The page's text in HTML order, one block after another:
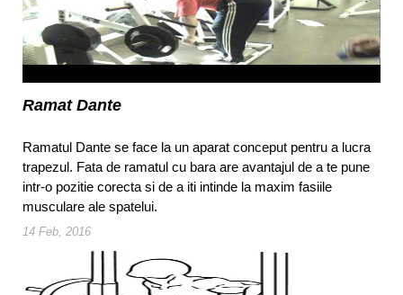
Ramat Dante
Ramatul Dante se face la un aparat conceput pentru a lucra
trapezul. Fata de ramatul cu bara are avantajul de a te pune
intr-o pozitie corecta si de a iti intinde la maxim fasiile
musculare ale spatelui.
14 Feb, 2016